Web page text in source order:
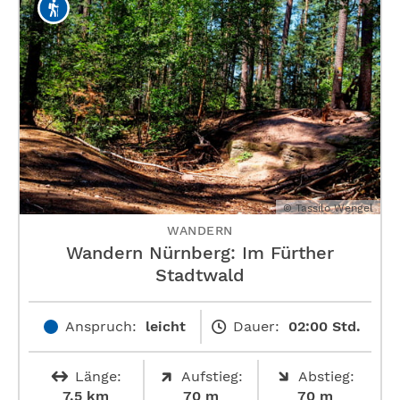
© Tassilo Wengel
WANDERN
Wandern Nürnberg: Im Fürther
Stadtwald
Anspruch: leicht Dauer: 02:00 Std.
Länge:
7.5 km
Aufstieg:
70 m
Abstieg:
70 m